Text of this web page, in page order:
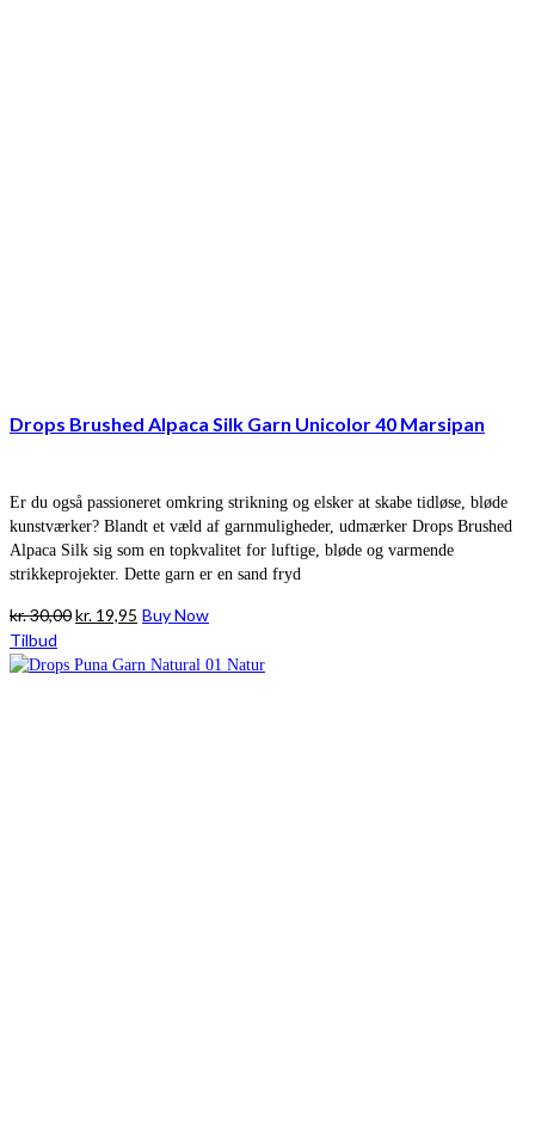
Drops Brushed Alpaca Silk Garn Unicolor 40 Marsipan
Er du også passioneret omkring strikning og elsker at skabe tidløse, bløde
kunstværker? Blandt et væld af garnmuligheder, udmærker Drops Brushed
Alpaca Silk sig som en topkvalitet for luftige, bløde og varmende
strikkeprojekter. Dette garn er en sand fryd
kr.30,00Den
pris
kr. 19,95 Den
pris
Buy Now
Tilbud